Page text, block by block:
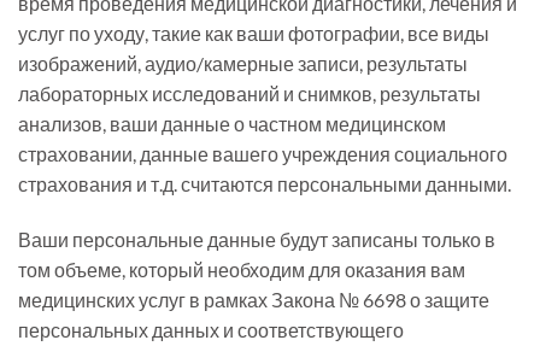
услуг по уходу, такие как ваши фотографии, все виды
изображений, аудио/камерные записи, результаты
лабораторных исследований и снимков, результаты
анализов, ваши данные о частном медицинском
страховании, данные вашего учреждения социального
страхования и т.д. считаются персональными данными.
Ваши персональные данные будут записаны только в
том объеме, который необходим для оказания вам
медицинских услуг в рамках Закона № 6698 о защите
персональных данных и соответствующего